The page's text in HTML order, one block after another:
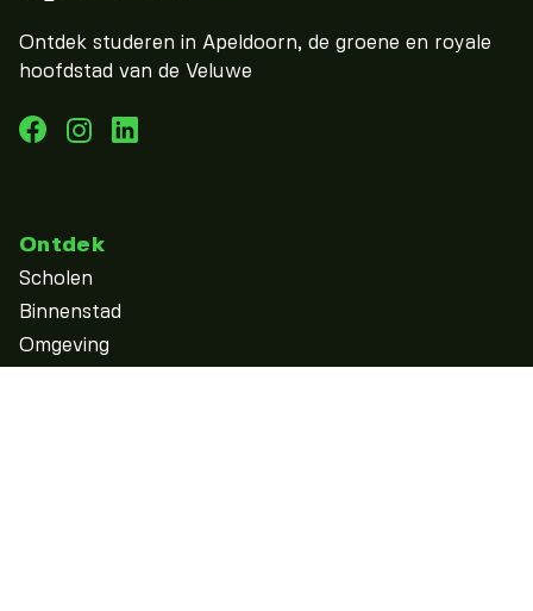
Ontdek studeren in Apeldoorn, de groene en royale
hoofdstad van de Veluwe
Ontdek
Scholen
Binnenstad
Omgeving